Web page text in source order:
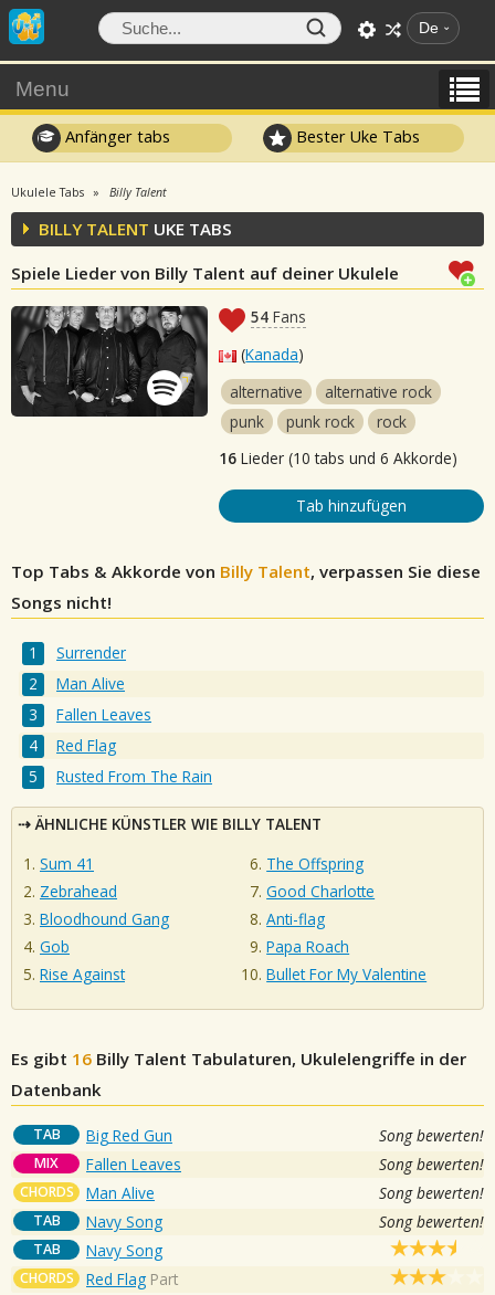
De
Menu
Anfänger tabs Bester Uke Tabs
Ukulele Tabs Billy Talent
BILLY TALENT UKE TABS
Spiele Lieder von Billy Talent auf deiner Ukulele
54 Fans
(Kanada)
alternative
alternative rock
punk
punk rock
rock
16 Lieder (10 tabs und 6 Akkorde)
Tab hinzufügen
Top Tabs & Akkorde von Billy Talent, verpassen Sie diese
Songs nicht!
Surrender
Man Alive
Fallen Leaves
Red Flag
Rusted From The Rain
ÄHNLICHE KÜNSTLER WIE BILLY TALENT
Sum 41
Zebrahead
Bloodhound Gang
Gob
Rise Against
The Offspring
Good Charlotte
Anti-flag
Papa Roach
Bullet For My Valentine
Es gibt 16 Billy Talent Tabulaturen, Ukulelengriffe in der
Datenbank
TAB Big Red Gun Song bewerten!
MIX Fallen Leaves Song bewerten!
CHORDS Man Alive Song bewerten!
TAB Navy Song Song bewerten!
TAB Navy Song
CHORDS Red Flag Part